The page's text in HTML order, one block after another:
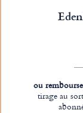
ou
tirage au